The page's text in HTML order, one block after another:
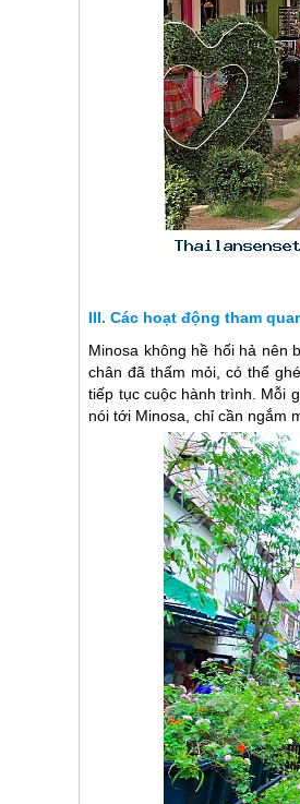
Các hoạt động tham
Minosa không hề hối hả nên
chân đã thấm mỏi, có thể
tiếp tục cuộc hành trình. Mỗi
nói tới Minosa, chỉ cần ngắm